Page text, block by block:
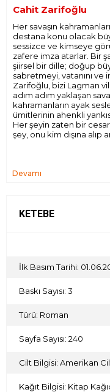
Cahit Zarifoğlu
Her savaşın
destana konu olacak
sessizce ve kimseye
zafere imza atarlar. Bir
şiirsel bir dille; doğup
sabretmeyi, vatanını ve
Zarifoğlu, bizi Lagman
adım adım yaklaşan
kahramanların ayak
ümitlerinin ahenkli
Her şeyin zaten bir
şey, onu kim dışına alıp
Devamı
KETEBE
İlk Basım Tarihi:
Baskı Sayısı: 3
Türü: Roman
Sayfa Sayısı: 240
Cilt Bilgisi: Amerikan
Kağıt Bilgisi: Kitap